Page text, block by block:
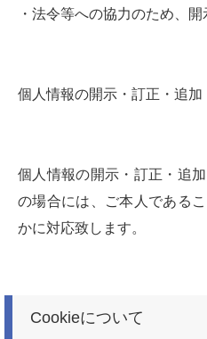
・法令等への協力のため、
個人情報の開示・訂正・追加
個人情報の開示・訂正・追
の場合には、ご本人である
かに対応致します。
Cookieについて